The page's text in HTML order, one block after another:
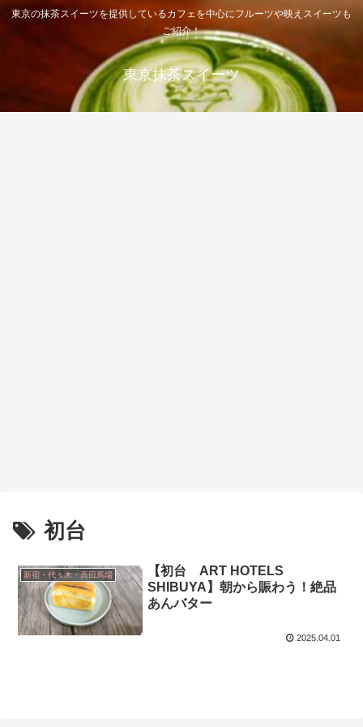
東京の抹茶スイーツを提供しているカフェを中心にフルーツや映えスイーツも
ご紹介！
東京抹茶スイーツ
初台
新宿・代々木・高田馬場
【初台 ART HOTELS
SHIBUYA】朝から賑わう！絶品
あんバター
2025.04.01